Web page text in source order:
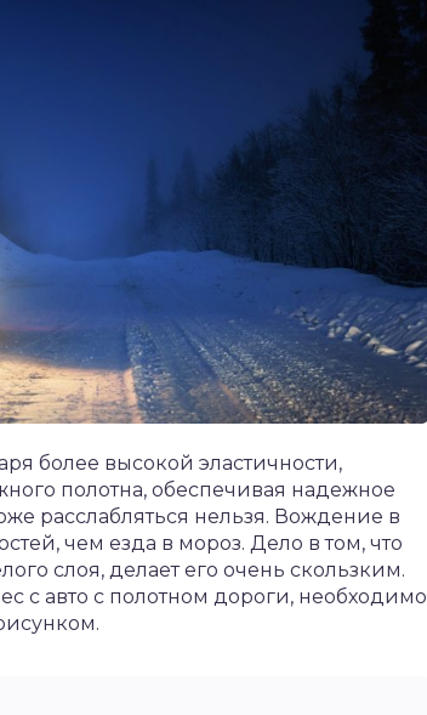
более высокой эластичности,
полотна, обеспечивая надежное
расслабляться нельзя. Вождение в
чем езда в мороз. Дело в том, что
слоя, делает его очень скользким.
с авто с полотном дороги, необходимо